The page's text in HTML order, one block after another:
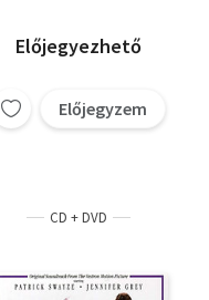
Előjegyezhető
Előjegyzem
CD + DVD